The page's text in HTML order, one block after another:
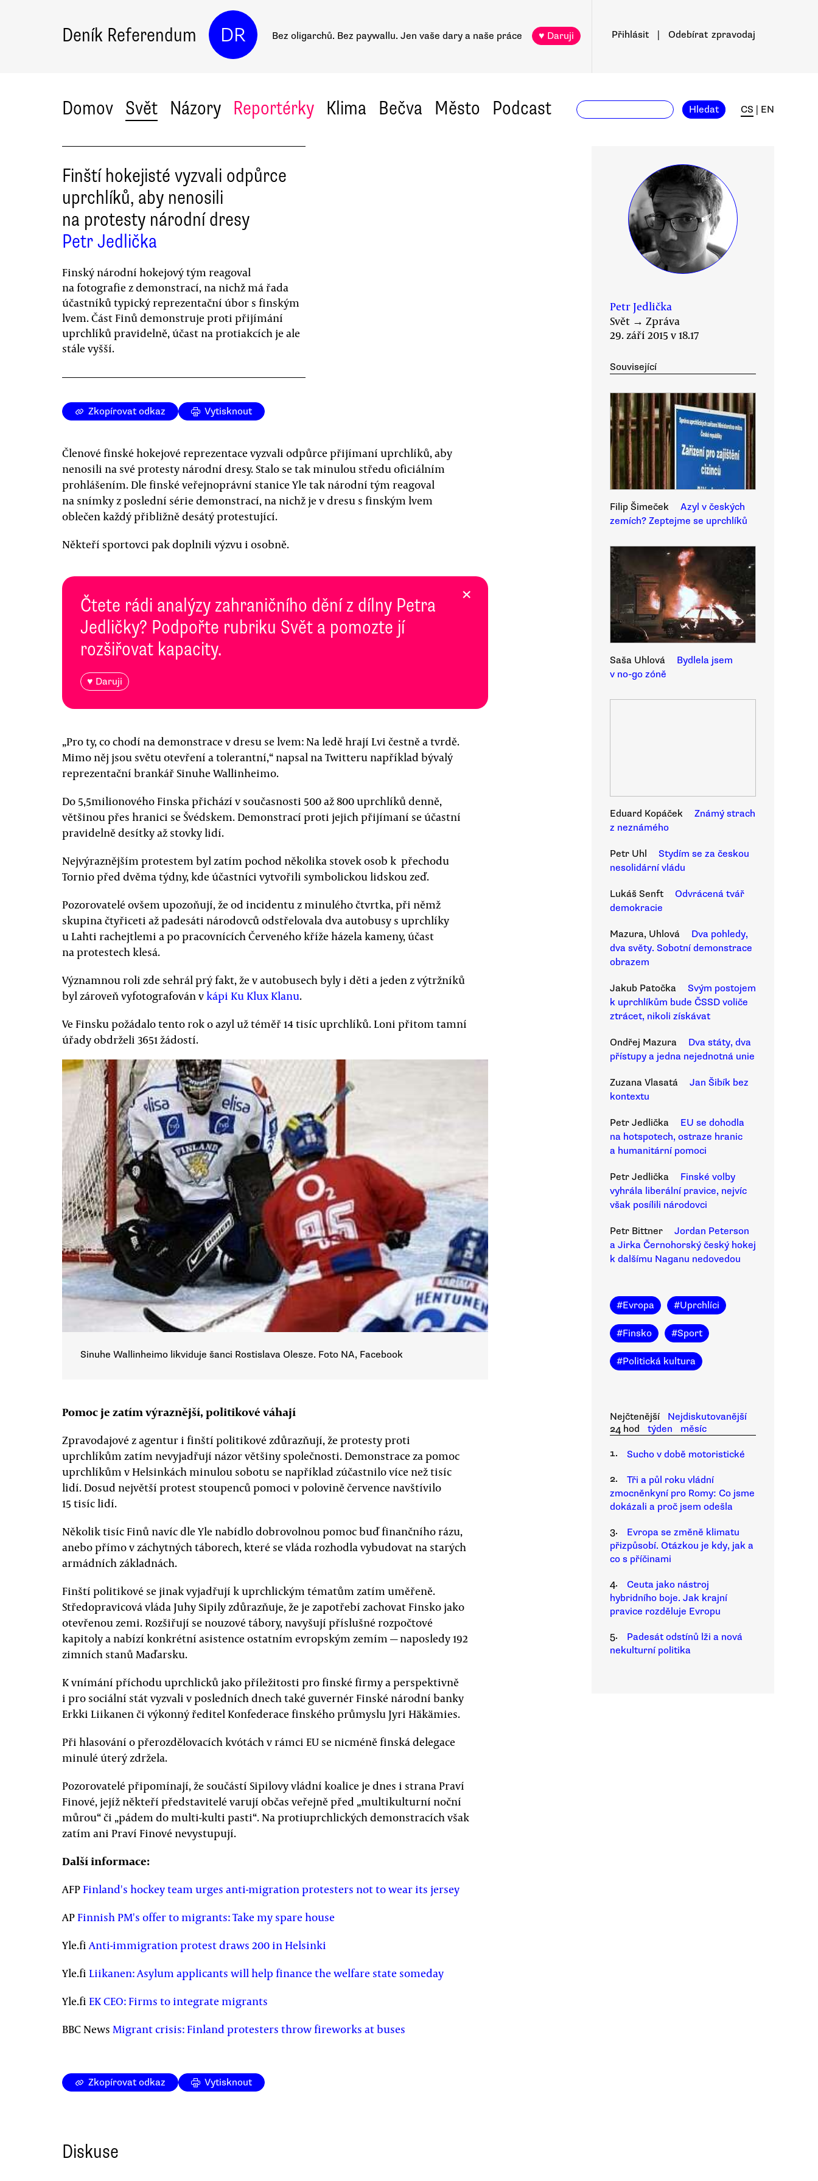
Deník Referendum DR Bez oligarchů. Bez paywallu. Jen vaše dary a naše práce ♥ Daruji Přihlásit Odebírat zpravodaj
Domov Svět Názory Reportérky Klima Bečva Město Podcast Hledat CS EN
Finští hokejisté vyzvali odpůrce
uprchlíků, aby nenosili
na protesty národní dresy
Petr Jedlička
Finský národní hokejový tým reagoval
na fotografie z demonstrací, na nichž má řada
účastníků typický reprezentační úbor s finským
lvem. Část Finů demonstruje proti přijímání
uprchlíků pravidelně, účast na protiakcích je ale
stále vyšší.
Zkopírovat odkaz Vytisknout
Členové finské hokejové reprezentace vyzvali odpůrce přijímaní uprchlíků, aby
nenosili na své protesty národní dresy. Stalo se tak minulou středu oficiálním
prohlášením. Dle finské veřejnoprávní stanice Yle tak národní tým reagoval
na snímky z poslední série demonstrací, na nichž je v dresu s finským lvem
oblečen každý přibližně desátý protestující.
Někteří sportovci pak doplnili výzvu i osobně.
Čtete rádi analýzy zahraničního dění z dílny Petra
Jedličky? Podpořte rubriku Svět a pomozte jí
rozšiřovat kapacity.
♥ Daruji
×
„Pro ty, co chodí na demonstrace v dresu se lvem: Na ledě hrají Lvi čestně a tvrdě.
Mimo něj jsou světu otevření a tolerantní,“ napsal na Twitteru například bývalý
reprezentační brankář Sinuhe Wallinheimo.
Do 5,5milionového Finska přichází v současnosti 500 až 800 uprchlíků denně,
většinou přes hranici se Švédskem. Demonstrací proti jejich přijímaní se účastní
pravidelně desítky až stovky lidí.
Nejvýraznějším protestem byl zatím pochod několika stovek osob k přechodu
Tornio před dvěma týdny, kde účastníci vytvořili symbolickou lidskou zeď.
Pozorovatelé ovšem upozoňují, že od incidentu z minulého čtvrtka, při němž
skupina čtyřiceti až padesáti národovců odstřelovala dva autobusy s uprchlíky
u Lahti rachejtlemi a po pracovnících Červeného kříže házela kameny, účast
na protestech klesá.
Významnou roli zde sehrál prý fakt, že v autobusech byly i děti a jeden z výtržníků
byl zároveň vyfotografován vkápi Ku Klux Klanu.
Ve Finsku požádalo tento rok o azyl už téměř 14 tisíc uprchlíků. Loni přitom tamní
úřady obdrželi 3651 žádostí.
Sinuhe Wallinheimo likviduje šanci Rostislava Olesze. Foto NA, Facebook
Pomoc je zatím výraznější, politikové váhají
Zpravodajové z agentur i finští politikové zdůrazňují, že protesty proti
uprchlíkům zatím nevyjadřují názor většiny společnosti. Demonstrace za pomoc
uprchlíkům v Helsinkách minulou sobotu se například zúčastnilo více než tisíc
lidí. Dosud největší protest stoupenců pomoci v polovině července navštívilo
15 tisíc lidí.
Několik tisíc Finů navíc dle Yle nabídlo dobrovolnou pomoc buď finančního rázu,
anebo přímo v záchytných táborech, které se vláda rozhodla vybudovat na starých
armádních základnách.
Finští politikové se jinak vyjadřují k uprchlickým tématům zatím uměřeně.
Středopravicová vláda Juhy Sipily zdůrazňuje, že je zapotřebí zachovat Finsko jako
otevřenou zemi. Rozšiřují se nouzové tábory, navyšují příslušné rozpočtové
kapitoly a nabízí konkrétní asistence ostatním evropským zemím — naposledy 192
zimních stanů Maďarsku.
K vnímání příchodu uprchlicků jako příležitosti pro finské firmy a perspektivně
i pro sociální stát vyzvali v posledních dnech také guvernér Finské národní banky
Erkki Liikanen či výkonný ředitel Konfederace finského průmyslu Jyri Häkämies.
Při hlasování o přerozdělovacích kvótách v rámci EU se nicméně finská delegace
minulé úterý zdržela.
Pozorovatelé připomínají, že součástí Sipilovy vládní koalice je dnes i strana Praví
Finové, jejíž někteří představitelé varují občas veřejně před „multikulturní noční
můrou“ či „pádem do multi-kulti pasti“. Na protiuprchlických demonstracích však
zatím ani Praví Finové nevystupují.
Další informace:
AFPFinland's hockey team urges anti-migration protesters not to wear its jersey
APFinnish PM's offer to migrants: Take my spare house
Yle.fiAnti-immigration protest draws 200 in Helsinki
Yle.fi Liikanen: Asylum applicants will help finance the welfare state someday
Yle.fi EK CEO: Firms to integrate migrants
BBC News Migrant crisis: Finland protesters throw fireworks at buses
Petr Jedlička
Svět → Zpráva
29. září 2015 v 18.17
Související
Filip Šimeček
Azyl v českých
zemích? Zeptejme se uprchlíků
Saša Uhlová
Bydlela jsem
v no-go zóně
Eduard Kopáček
Známý strach
z neznámého
Petr Uhl
Stydím se za českou
nesolidární vládu
Lukáš Senft
Odvrácená tvář
demokracie
Mazura, Uhlová
Dva pohledy,
dva světy. Sobotní demonstrace
obrazem
Jakub Patočka
Svým postojem
k uprchlíkům bude ČSSD voliče
ztrácet, nikoli získávat
Ondřej Mazura
Dva státy, dva
přístupy a jedna nejednotná unie
Zuzana Vlasatá
Jan Šibík bez
kontextu
Petr Jedlička
EU se dohodla
na hotspotech, ostraze hranic
a humanitární pomoci
Petr Jedlička
Finské volby
vyhrála liberální pravice, nejvíc
však posílili národovci
Petr Bittner
Jordan Peterson
a Jirka Černohorský český hokej
k dalšímu Naganu nedovedou
#Evropa #Uprchlíci
#Finsko #Sport
#Politická kultura
Nejčtenější
Nejdiskutovanější
24 hod
týden
měsíc
1.
Sucho v době motoristické
2.
Tři a půl roku vládní
zmocněnkyní pro Romy: Co jsme
dokázali a proč jsem odešla
3.
Evropa se změně klimatu
přizpůsobí. Otázkou je kdy, jak a
co s příčinami
4.
Ceuta jako nástroj
hybridního boje. Jak krajní
pravice rozděluje Evropu
5.
Padesát odstínů lži a nová
nekulturní politika
Zkopírovat odkaz Vytisknout
Diskuse